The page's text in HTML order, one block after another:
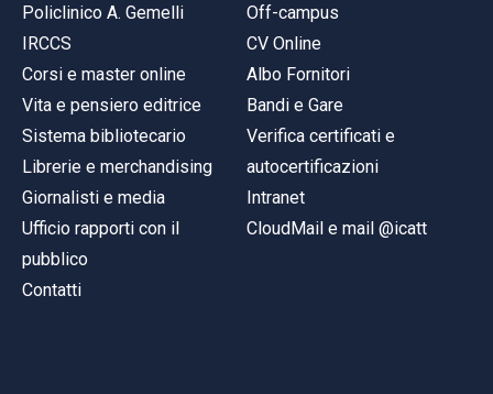
Policlinico A. Gemelli
IRCCS
Corsi e master online
Vita e pensiero editrice
Sistema bibliotecario
Librerie e merchandising
Giornalisti e media
Ufficio rapporti con il
pubblico
Contatti
Off-campus
CV Online
Albo Fornitori
Bandi e Gare
Verifica certificati e
autocertificazioni
Intranet
CloudMail e mail @icatt